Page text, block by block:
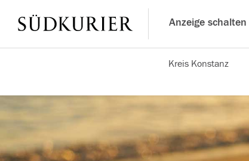
Anzeige schalten
Kreis Konstanz